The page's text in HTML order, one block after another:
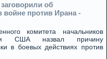
об
войне против Ирана -
комитета начальников
США назвал причину
в боевых действиях против